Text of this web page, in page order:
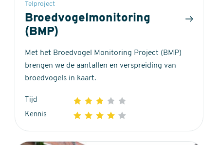
Telproject
Broedvogelmonitoring
(BMP)
Met het Broedvogel Monitoring Project (BMP)
brengen we de aantallen en verspreiding van
broedvogels in kaart.
Tijd 1 2 3 4
3
Kennis 1 2 3 4
out